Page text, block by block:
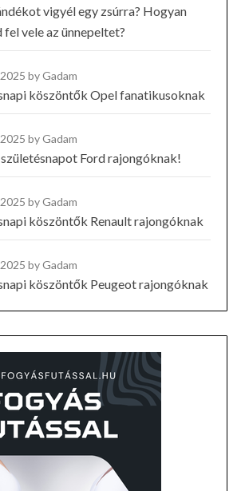
vigyél egy zsúrra? Hogyan
vele az ünnepeltet?
2025by Gadam
köszöntők Opel fanatikusoknak
2025by Gadam
Ford rajongóknak!
2025by Gadam
köszöntők Renault rajongóknak
2025by Gadam
köszöntők Peugeot rajongóknak